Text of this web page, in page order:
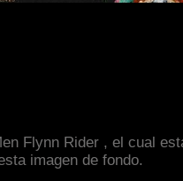
Flynn Rider , el cual
imagen de fondo.